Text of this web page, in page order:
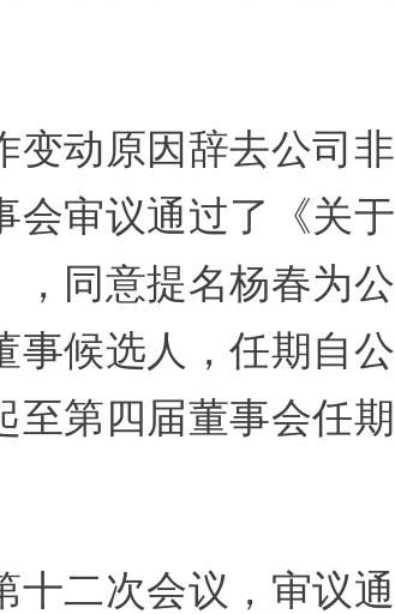
变动原因辞去公司非
会审议通过了《关于
，同意提名杨春为公
事候选人，任期自公
至第四届董事会任期
十二次会议，审议通